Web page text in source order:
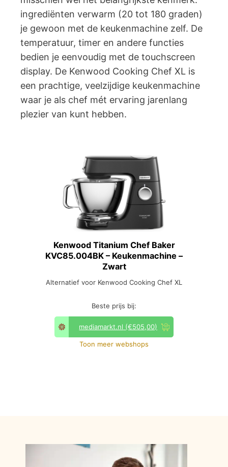
ingrediënten verwarm (20 tot 180 graden)
je gewoon met de keukenmachine zelf. De
temperatuur, timer en andere functies
bedien je eenvoudig met de touchscreen
display. De Kenwood Cooking Chef XL is
een prachtige, veelzijdige keukenmachine
waar je als chef mét ervaring jarenlang
plezier van kunt hebben.
Kenwood Titanium Chef Baker
KVC85.004BK – Keukenmachine –
Zwart
Alternatief voor Kenwood Cooking Chef XL
Beste prijs bij:
mediamarkt.nl (€505,00)
Toon meer webshops